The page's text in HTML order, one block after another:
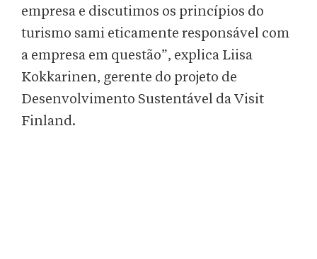
empresa e discutimos os princípios do
turismo sami eticamente responsável com
a empresa em questão”, explica Liisa
Kokkarinen, gerente do projeto de
Desenvolvimento Sustentável da Visit
Finland.